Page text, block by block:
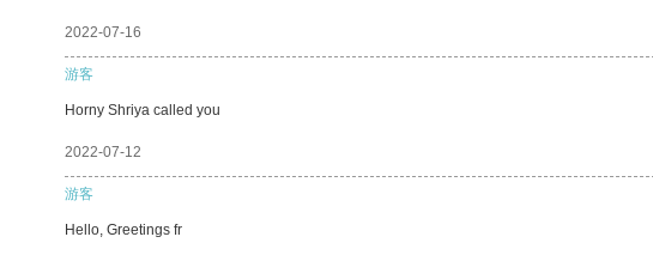
2022-07-16
游客
Horny Shriya called you
2022-07-12
游客
Hello, Greetings fr